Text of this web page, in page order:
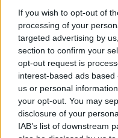
If you wish to opt-out of
processing of your
targeted advertising by
section to confirm your
opt-out request is
interest-based ads
us or personal
your opt-out. You may
disclosure of your
IAB’s list of downstream
TÓPICOS RELACIONADOS:
ÉVORA
FESTIVAL
Atelier de Halloween
outubro, no MAR
NÃO PERCA
Entrega de prémios 6ª
PSP/EGEAC 2021/2022
manter a atenção e a
tarefas inacabadas
aumentam a sensação
prolongado pode
prejudicar o
Fabiano de Abreu
evidências de que o
genéticas na espécie
ATUALIDADE
“Millennium
regressou ao
vitória do
Publicado 1 dia atrás
Por
Ígor Lopes